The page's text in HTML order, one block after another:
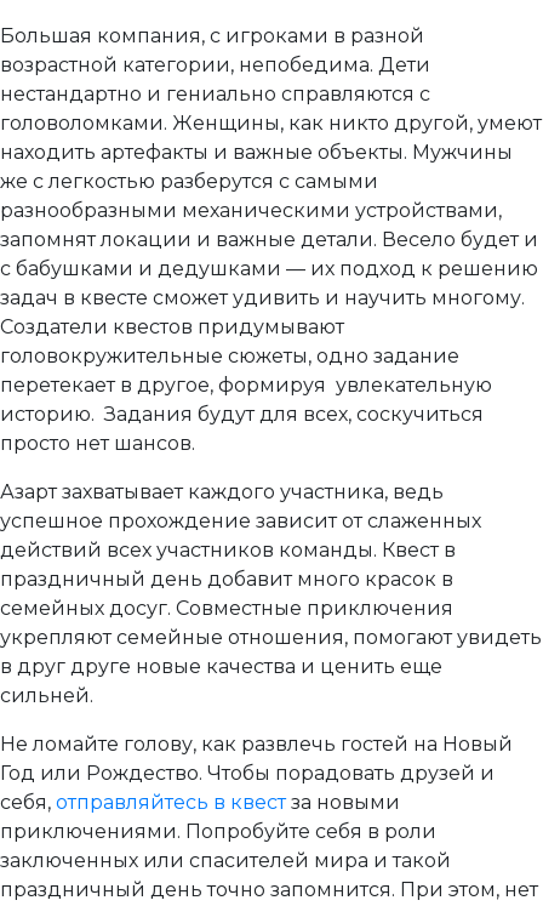
Большая компания, с игроками в разной
возрастной категории, непобедима. Дети
нестандартно и гениально справляются с
головоломками. Женщины, как никто другой, умеют
находить артефакты и важные объекты. Мужчины
же с легкостью разберутся с самыми
разнообразными механическими устройствами,
запомнят локации и важные детали. Весело будет и
с бабушками и дедушками — их подход к решению
задач в квесте сможет удивить и научить многому.
Создатели квестов придумывают
головокружительные сюжеты, одно задание
перетекает в другое, формируя увлекательную
историю. Задания будут для всех, соскучиться
просто нет шансов.
Азарт захватывает каждого участника, ведь
успешное прохождение зависит от слаженных
действий всех участников команды. Квест в
праздничный день добавит много красок в
семейных досуг. Совместные приключения
укрепляют семейные отношения, помогают увидеть
в друг друге новые качества и ценить еще
сильней.
Не ломайте голову, как развлечь гостей на Новый
Год или Рождество. Чтобы порадовать друзей и
себя, отправляйтесь в квестза новыми
приключениями. Попробуйте себя в роли
заключенных или спасителей мира и такой
праздничный день точно запомнится. При этом, нет